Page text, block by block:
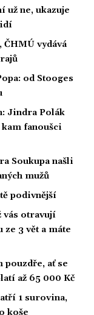
už ne, ukazuje
vydává
od Stooges
Jindra Polák
kam fanoušci
Soukupa našli
mužů
podivnější
otravují
3 vět a máte
ať se
až 65 000 Kč
1 surovina,
koše